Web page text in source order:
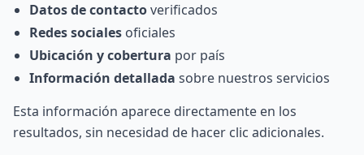
Datos de contactoverificados
Redes sociales oficiales
Ubicación y cobertura por país
Información detallada sobre nuestros servicios
Esta información aparece directamente en los
resultados, sin necesidad de hacer clic adicionales.